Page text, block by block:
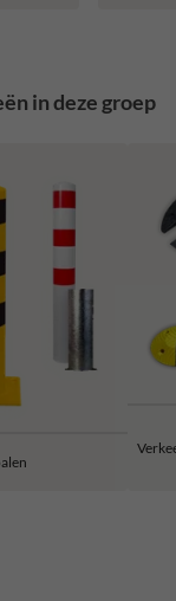
in deze groep